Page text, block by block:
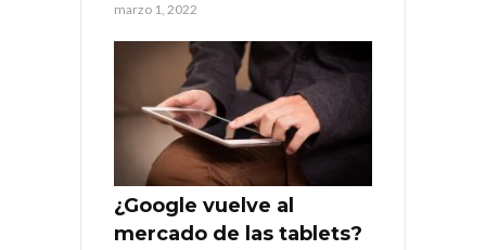
marzo 1, 2022
¿Google vuelve al
mercado de las tablets?